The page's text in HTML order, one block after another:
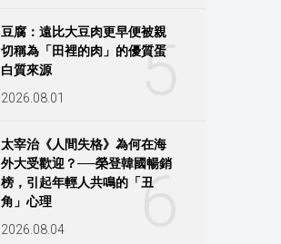
5
豆腐：遠比大豆肉更早便被親
切稱為「田裡的肉」的優質蛋
白質來源
2026.08.01
6
太宰治《人間失格》為何在海
外大受歡迎？──榮登韓國暢銷
榜，引起年輕人共鳴的「丑
角」心理
2026.08.04